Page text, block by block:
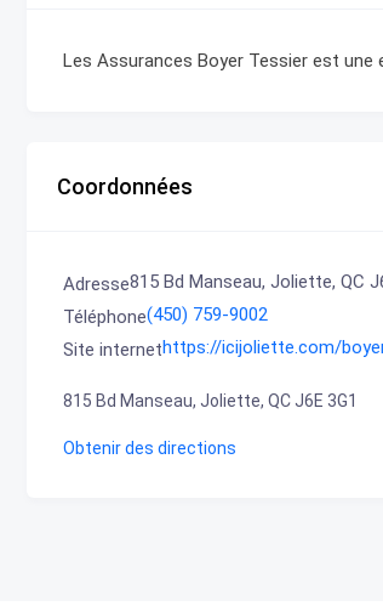
Les Assurances Boyer Tessier est
Coordonnées
Adresse815 Bd Manseau, Joliette, QC
Téléphone(450) 759-9002
Site internethttps://icijoliette.com/
815 Bd Manseau, Joliette, QC J6E 3G1
Obtenir des directions